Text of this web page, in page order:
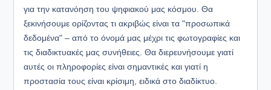
για την κατανόηση του ψηφιακού μας κόσμου. Θα
ξεκινήσουμε ορίζοντας τι ακριβώς είναι τα "προσωπικά
δεδομένα" – από το όνομά μας μέχρι τις φωτογραφίες και
τις διαδικτυακές μας συνήθειες. Θα διερευνήσουμε γιατί
αυτές οι πληροφορίες είναι σημαντικές και γιατί η
προστασία τους είναι κρίσιμη, ειδικά στο διαδίκτυο.